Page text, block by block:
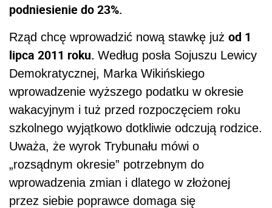
podniesienie do 23%.
Rząd chcę wprowadzić nową stawkę już od 1
lipca 2011 roku. Według posła Sojuszu Lewicy
Demokratycznej, Marka Wikińskiego
wprowadzenie wyższego podatku w okresie
wakacyjnym i tuż przed rozpoczęciem roku
szkolnego wyjątkowo dotkliwie odczują rodzice.
Uważa, że wyrok Trybunału mówi o
„rozsądnym okresie” potrzebnym do
wprowadzenia zmian i dlatego w złożonej
przez siebie poprawce domaga się